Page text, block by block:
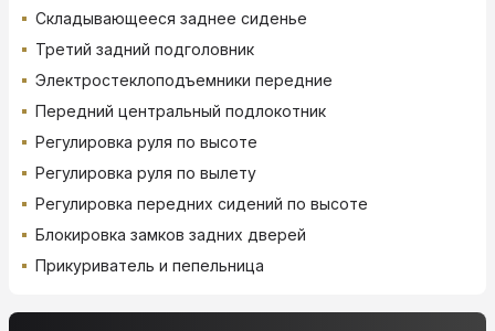
Складывающееся заднее сиденье
Третий задний подголовник
Электростеклоподъемники передние
Передний центральный подлокотник
Регулировка руля по высоте
Регулировка руля по вылету
Регулировка передних сидений по высоте
Блокировка замков задних дверей
Прикуриватель и пепельница